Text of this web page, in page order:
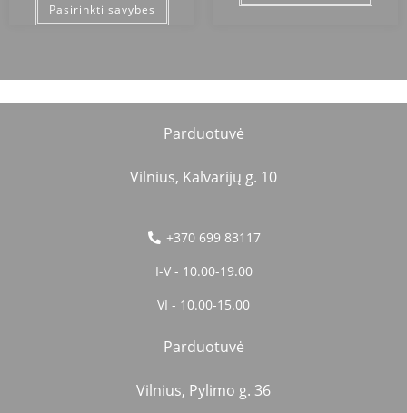
Pasirinkti savybes
Parduotuvė
Vilnius, Kalvarijų g. 10
+370 699 83117
I-V - 10.00-19.00
VI - 10.00-15.00
Parduotuvė
Vilnius, Pylimo g. 36